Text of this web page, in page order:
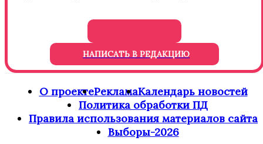
НАПИСАТЬ В РЕДАКЦИЮ
О проектеРекламаКалендарь новостей
Политика обработки ПД
Правила использования материалов сайта
Выборы-2026